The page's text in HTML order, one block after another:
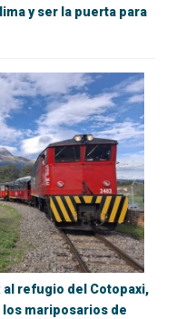
y ser la puerta para
al refugio del Cotopaxi,
los mariposarios de